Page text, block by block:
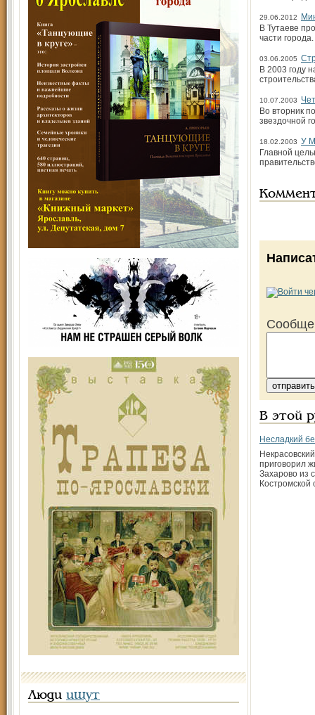
Люди ищут
29.06.2012
В Тутаеве
части
03.06.2005
В 2003 году
10.07.2003
Во вторник
звездочной
18.02.2003 У
Главной
В этой
Несладкий
приговорил
Захарово из
Костромской